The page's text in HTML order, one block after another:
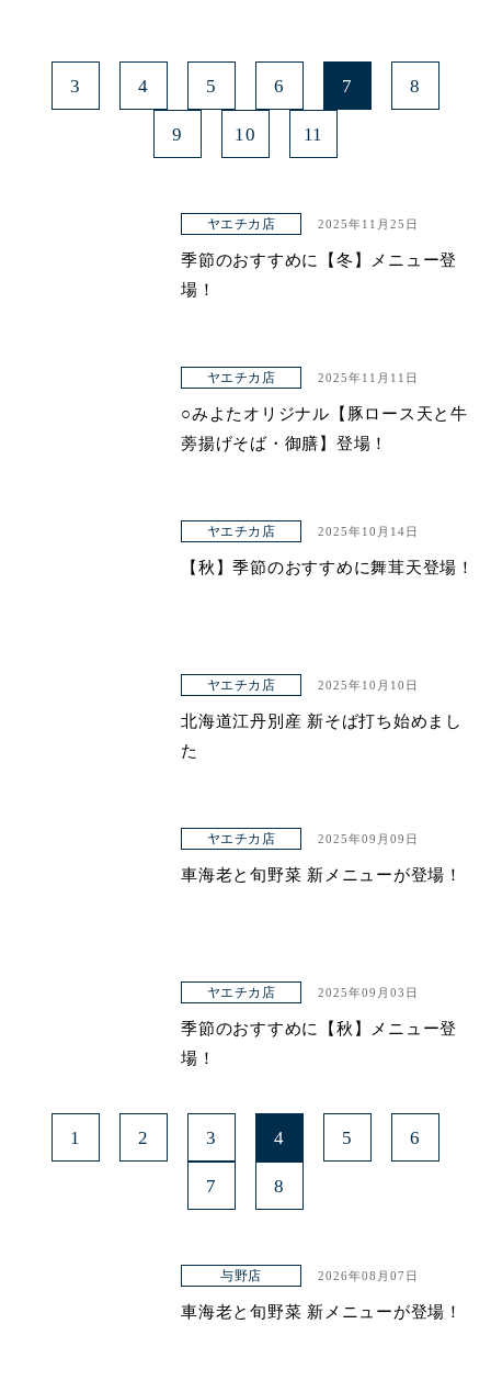
3 4 5 6 7 8
9 10 11
ヤエチカ店 2025年11月25日
季節のおすすめに【冬】メニュー登
場！
ヤエチカ店 2025年11月11日
○みよたオリジナル【豚ロース天と牛
蒡揚げそば・御膳】登場！
ヤエチカ店 2025年10月14日
【秋】季節のおすすめに舞茸天登場！
ヤエチカ店 2025年10月10日
北海道江丹別産 新そば打ち始めまし
た
ヤエチカ店 2025年09月09日
車海老と旬野菜 新メニューが登場！
ヤエチカ店 2025年09月03日
季節のおすすめに【秋】メニュー登
場！
1 2 3 4 5 6
7 8
与野店 2026年08月07日
車海老と旬野菜 新メニューが登場！